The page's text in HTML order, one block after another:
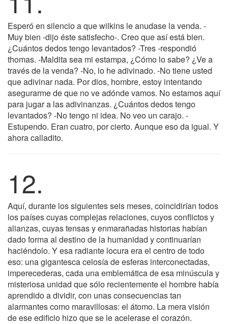
Esperó en silencio a que wilkins le anudase la venda. -
Muy bien -dijo éste satisfecho-. Creo que así está bien.
¿Cuántos dedos tengo levantados? -Tres -respondió
thomas. -Maldita sea mi estampa, ¿Cómo lo sabe? ¿Ve a
través de la venda? -No, lo he adivinado. -No tiene usted
que adivinar nada. Por dios, hombre, estoy intentando
asegurarme de que no ve adónde vamos. No estamos aquí
para jugar a las adivinanzas. ¿Cuántos dedos tengo
levantados? -No tengo ni idea. No veo un carajo. -
Estupendo. Eran cuatro, por cierto. Aunque eso da igual. Y
ahora calladito.
12.
Aquí, durante los siguientes seis meses, coincidirían todos
los países cuyas complejas relaciones, cuyos conflictos y
alianzas, cuyas tensas y enmarañadas historias habían
dado forma al destino de la humanidad y continuarían
haciéndolo. Y esa radiante locura era el centro de todo
eso: una gigantesca celosía de esferas interconectadas,
imperecederas, cada una emblemática de esa minúscula y
misteriosa unidad que sólo recientemente el hombre había
aprendido a dividir, con unas consecuencias tan
alarmantes como maravillosas: el átomo. La mera visión
de ese edificio hizo que se le acelerase el corazón.